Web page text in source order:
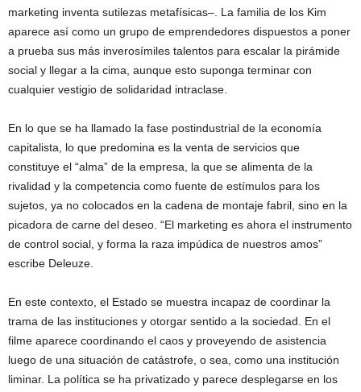
marketing inventa sutilezas metafísicas–. La familia de los Kim
aparece así como un grupo de emprendedores dispuestos a poner
a prueba sus más inverosímiles talentos para escalar la pirámide
social y llegar a la cima, aunque esto suponga terminar con
cualquier vestigio de solidaridad intraclase.
En lo que se ha llamado la fase postindustrial de la economía
capitalista, lo que predomina es la venta de servicios que
constituye el “alma” de la empresa, la que se alimenta de la
rivalidad y la competencia como fuente de estímulos para los
sujetos, ya no colocados en la cadena de montaje fabril, sino en la
picadora de carne del deseo. “El marketing es ahora el instrumento
de control social, y forma la raza impúdica de nuestros amos”
escribe Deleuze.
En este contexto, el Estado se muestra incapaz de coordinar la
trama de las instituciones y otorgar sentido a la sociedad. En el
filme aparece coordinando el caos y proveyendo de asistencia
luego de una situación de catástrofe, o sea, como una institución
liminar. La política se ha privatizado y parece desplegarse en los